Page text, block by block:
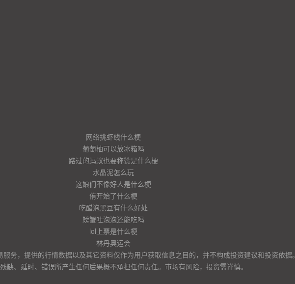
网络挑虾线什么梗
葡萄柚可以放冰箱吗
路过的蚂蚁也要称赞是什么梗
水晶泥怎么玩
这娘们不像好人是什么梗
侑开始了什么梗
吃醋泡黑豆有什么好处
螃蟹吐泡泡还能吃吗
lol上票是什么梗
林丹奥运会
务，提供的行情数据以及其它资料仅作为用户获取信息之目的，并不构成投资建议和投资依据。
缺、延时、错误所产生任何后果概不承担任何责任。市场有风险，投资需谨慎。